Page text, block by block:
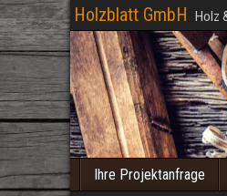
Holzblatt GmbH Holz
Ihre Projektanfrage